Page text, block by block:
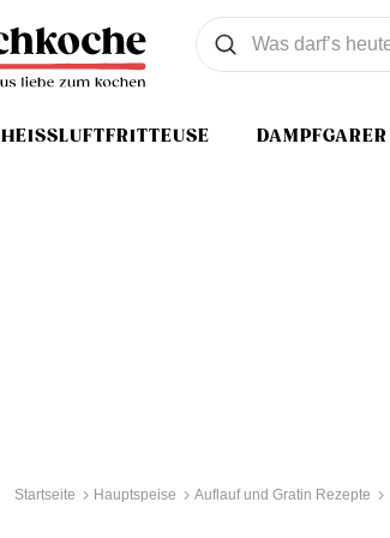
HEISSLUFTFRITTEUSE DAMPFGARER
Was wollen Sie suchen
Suchen
Startseite Hauptspeise Auflauf und Gratin Rezepte